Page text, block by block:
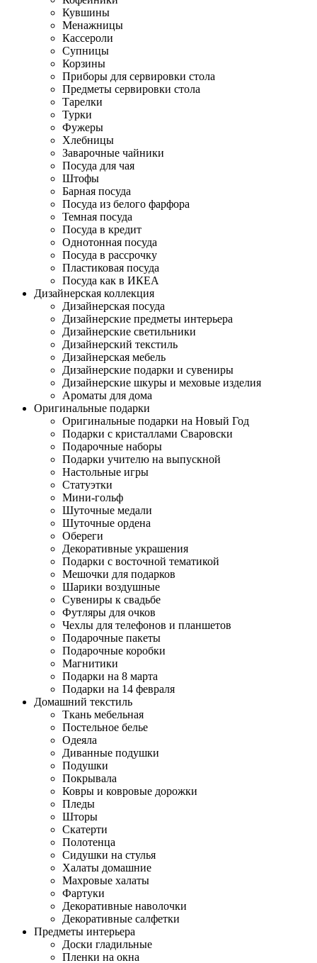
Кувшины
Менажницы
Кассероли
Супницы
Корзины
Приборы для сервировки стола
Предметы сервировки стола
Тарелки
Турки
Фужеры
Хлебницы
Заварочные чайники
Посуда для чая
Штофы
Барная посуда
Посуда из белого фарфора
Темная посуда
Посуда в кредит
Однотонная посуда
Посуда в рассрочку
Пластиковая посуда
Посуда как в ИКЕА
Дизайнерская коллекция
Дизайнерская посуда
Дизайнерские предметы интерьера
Дизайнерские светильники
Дизайнерский текстиль
Дизайнерская мебель
Дизайнерские подарки и сувениры
Дизайнерские шкуры и меховые изделия
Ароматы для дома
Оригинальные подарки
Оригинальные подарки на Новый Год
Подарки с кристаллами Сваровски
Подарочные наборы
Подарки учителю на выпускной
Настольные игры
Статуэтки
Мини-гольф
Шуточные медали
Шуточные ордена
Обереги
Декоративные украшения
Подарки с восточной тематикой
Мешочки для подарков
Шарики воздушные
Сувениры к свадьбе
Футляры для очков
Чехлы для телефонов и планшетов
Подарочные пакеты
Подарочные коробки
Магнитики
Подарки на 8 марта
Подарки на 14 февраля
Домашний текстиль
Ткань мебельная
Постельное белье
Одеяла
Диванные подушки
Подушки
Покрывала
Ковры и ковровые дорожки
Пледы
Шторы
Скатерти
Полотенца
Сидушки на стулья
Халаты домашние
Махровые халаты
Фартуки
Декоративные наволочки
Декоративные салфетки
Предметы интерьера
Доски гладильные
Пленки на окна